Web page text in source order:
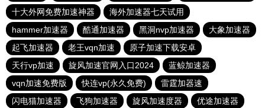
十大外网免费加速神器
海外加速器七天试用
hammer加速器
酷通加速器 黑洞nvp加速器
大象加速器
起飞加速器
老王vqn加速
原子加速下载安卓
天行vp加速
旋风加速官网入口2024
蓝鲸加速器
vqn加速免费版
快连vp(永久免费)
雷霆加器速
闪电猫加速器
飞狗加速器 旋风加速度器 优途加速器